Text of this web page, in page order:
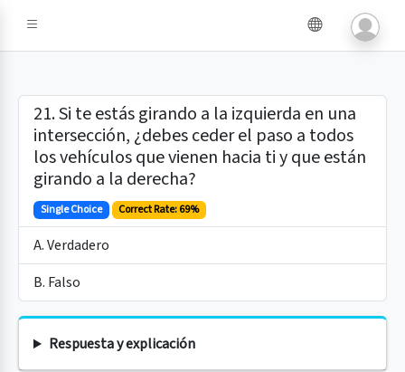
IA
21. Si te estás girando a la izquierda en una
intersección, ¿debes ceder el paso a todos
los vehículos que vienen hacia ti y que están
girando a la derecha?
Single Choice Correct Rate: 69%
A. Verdadero
B. Falso
Respuesta y explicación